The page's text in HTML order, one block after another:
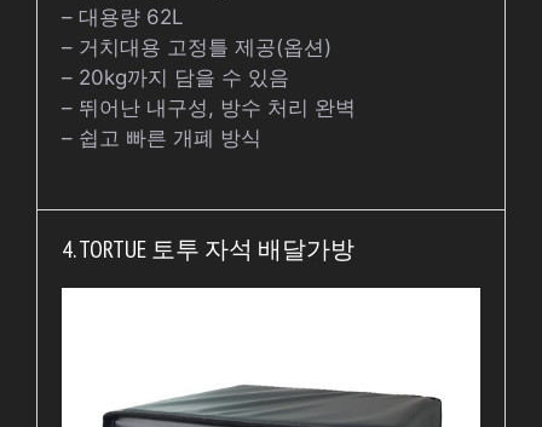
– 대용량 62L
– 거치대용 고정틀 제공(옵션)
– 20kg까지 담을 수 있음
– 뛰어난 내구성, 방수 처리 완벽
– 쉽고 빠른 개폐 방식
4. TORTUE 토투 자석 배달가방